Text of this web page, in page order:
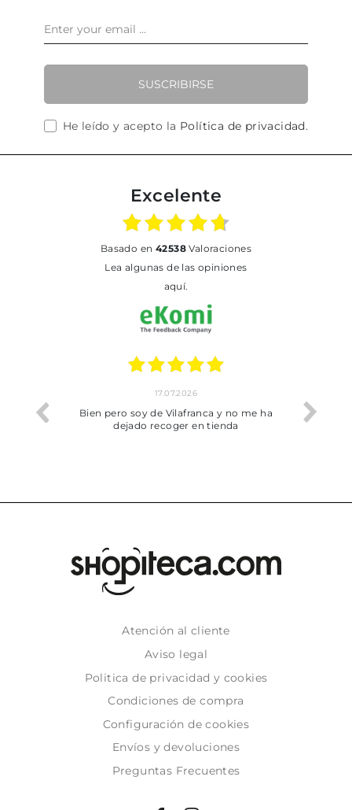
SUSCRIBIRSE
He leído y acepto la Política de privacidad.
Excelente
basado en 42538Valoraciones
Lea algunas de las opiniones
aquí.
trobat
17.07.2026
Bien pero soy de Vilafranca y no me ha
dejado recoger en tienda
Atención al cliente
Aviso legal
Politica de privacidad y cookies
Condiciones de compra
Configuración de cookies
Envíos y devoluciones
Preguntas Frecuentes